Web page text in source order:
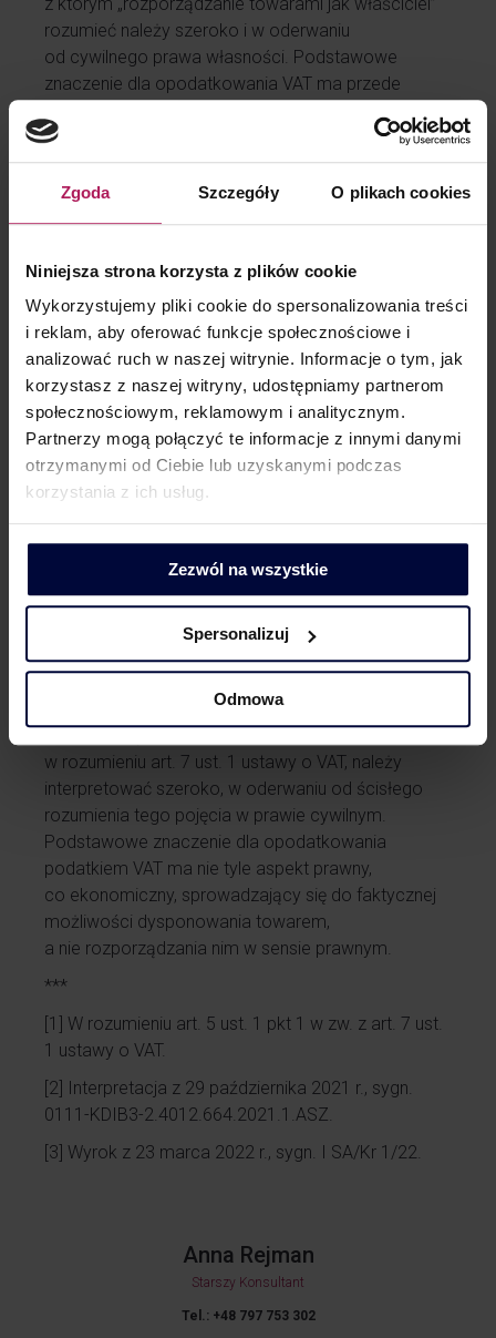
Zgoda Szczegóły O plikach cookies
Niniejsza strona korzysta z plików cookie
Wykorzystujemy pliki cookie do spersonalizowania treści
i reklam, aby oferować funkcje społecznościowe i
analizować ruch w naszej witrynie. Informacje o tym, jak
korzystasz z naszej witryny, udostępniamy partnerom
społecznościowym, reklamowym i analitycznym.
Partnerzy mogą połączyć te informacje z innymi danymi
otrzymanymi od Ciebie lub uzyskanymi podczas
korzystania z ich usług.
Zezwól na wszystkie
Spersonalizuj
Odmowa
rozumieć należy szeroko i w oderwaniu
od cywilnego prawa własności. Podstawowe
znaczenie dla opodatkowania VAT ma przede
przez co należy rozumieć faktyczną możliwość
dysponowania towarem, a nie rozporządzanie nim
w sensie prawnym.
Wyrok NSA
Naczelny Sąd Administracyjny podzielił stanowisko
prezentowane przez WSA, że zwrot nakładów
należy traktować jako odpłatną dostawę towarów
i oddalił skargę kasacyjną organu. W uzasadnieniu
powołał się na orzecznictwo NSA,
w których wielokrotnie akcentowano, że dostawa
towaru nie może być zrównana z przeniesieniem
własności w świetle prawa cywilnego. Analizy
transakcji trzeba zawsze dokonywać również
dysponowania towarem jak właściciel, co nie jest
zrównane z prawem własności.
Znaczenie w VAT
Wyrok NSA potwierdza ugruntowany już
administracyjnych pogląd, że prawo
do rozporządzania towarami jak właściciel,
w rozumieniu art. 7 ust. 1 ustawy o VAT, należy
interpretować szeroko, w oderwaniu od ścisłego
rozumienia tego pojęcia w prawie cywilnym.
Podstawowe znaczenie dla opodatkowania
podatkiem VAT ma nie tyle aspekt prawny,
co ekonomiczny, sprowadzający się do faktycznej
możliwości dysponowania towarem,
a nie rozporządzania nim w sensie prawnym.
***
[1] W rozumieniu art. 5 ust. 1 pkt 1 w zw. z art. 7 ust.
1 ustawy o VAT.
[2] Interpretacja z 29 października 2021 r., sygn.
0111-KDIB3-2.4012.664.2021.1.ASZ.
[3] Wyrok z 23 marca 2022 r., sygn. I SA/Kr 1/22.
Anna Rejman
Starszy Konsultant
Tel.: +48 797 753 302